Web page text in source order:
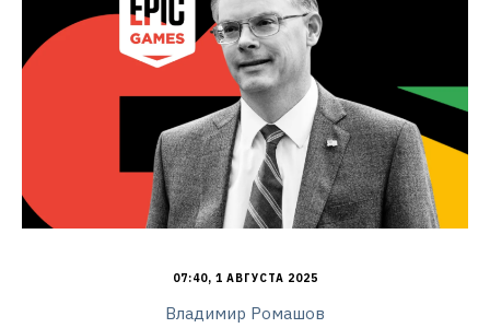
07:40, 1 АВГУСТА 2025
Владимир Ромашов